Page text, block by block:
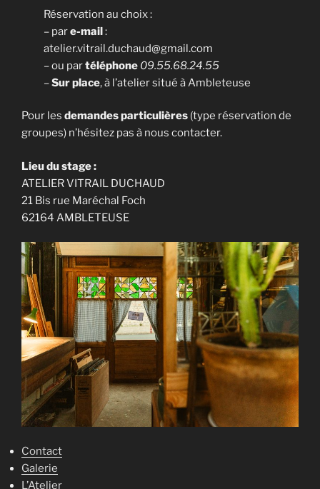
Réservation au choix :
– pare-mail:
atelier.vitrail.duchaud@gmail.com
– ou partéléphone 09.55.68.24.55
–Sur place, à l’atelier situé à Ambleteuse
Pour les demandes particulières (type réservation de
groupes) n’hésitez pas à nous contacter.
Lieu du stage :
ATELIER VITRAIL DUCHAUD
21 Bis rue Maréchal Foch
62164 AMBLETEUSE
Contact
Galerie
L’Atelier